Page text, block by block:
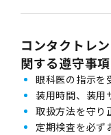
コンタクトレ
関する遵守事項
眼科医の指示を
装用時間、装用
取扱方法を守り
定期検査を必ず